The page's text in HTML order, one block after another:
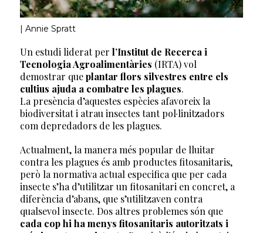
| Annie Spratt
Un estudi liderat per l’Institut de Recerca i
Tecnologia Agroalimentàries (IRTA) vol
demostrar queplantar flors silvestres entre els
cultius ajuda a combatre les plagues.
La presència d’aquestes espècies afavoreix la
biodiversitat i atrau insectes tant pol·linitzadors
com depredadors de les plagues.
Actualment, la manera més popular de lluitar
contra les plagues és amb productes fitosanitaris,
però la normativa actual especifica que per cada
insecte s’ha d’utilitzar un fitosanitari en concret, a
diferència d’abans, que s’utilitzaven contra
qualsevol insecte. Dos altres problemes són que
cada cop hi ha menys fitosanitaris autoritzats i